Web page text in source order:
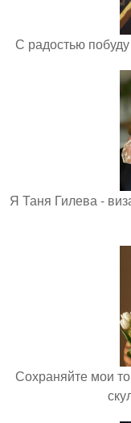
С радостью
Я Таня Гилева -
Сохраняйте мои